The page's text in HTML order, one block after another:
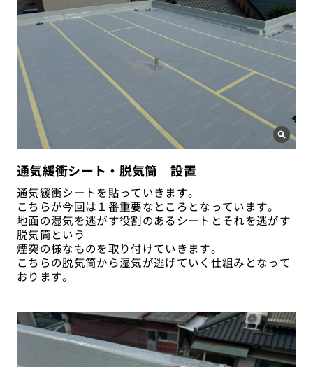
通気緩衝シート・脱気筒 設置
通気緩衝シートを貼っていきます。
こちらが今回は１番重要なところとなっています。
地面の湿気を逃がす役割のあるシートとそれを逃がす
脱気筒という
煙突の様なものを取り付けていきます。
こちらの脱気筒から湿気が逃げていく仕組みとなって
おります。